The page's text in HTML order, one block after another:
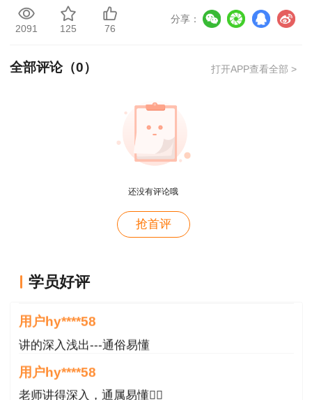
根据上述文件规定，我厅整理了《住建行业职
称与部分国家专业技术职业资格关系对应表》（详
设工程专业职业资格可对应工程师（助理工程师）
好职称与职业资格对应工作，在资质审查、招投标
和职称评审等环节严格贯彻落实，融合贯通住建行
业用人渠道，畅通各类人才的职业发展通道，降低
附件：《住建行业职称与部分国家专业技术职
2091 125 76
分享：
全部评论（0） 打开APP查看全部 >
还没有评论哦
抢首评
学员好评
用户m4****66
对课程特满意
用户hy****58
讲的深入浅出---通俗易懂
用户hy****58
老师讲得深入，通属易懂👍🏻